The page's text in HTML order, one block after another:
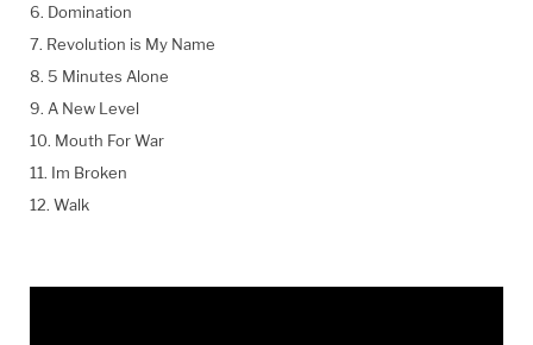
6. Domination
7. Revolution is My Name
8. 5 Minutes Alone
9. A New Level
10. Mouth For War
11. Im Broken
12. Walk